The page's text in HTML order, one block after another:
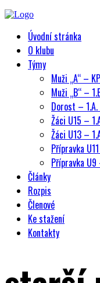
Úvodní stránka
O klubu
Týmy
Muži „A“ – KP
Muži „B“ –
Dorost –
Žáci U15 –
Žáci U13 –
Přípravka
Přípravka U9
Články
Rozpis
Členové
Ke stažení
Kontakty